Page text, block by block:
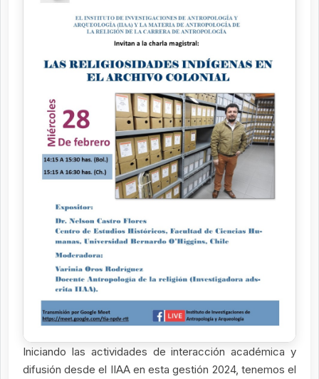
Iniciando las actividades de interacción académica y
difusión desde el IIAA en esta gestión 2024, tenemos el